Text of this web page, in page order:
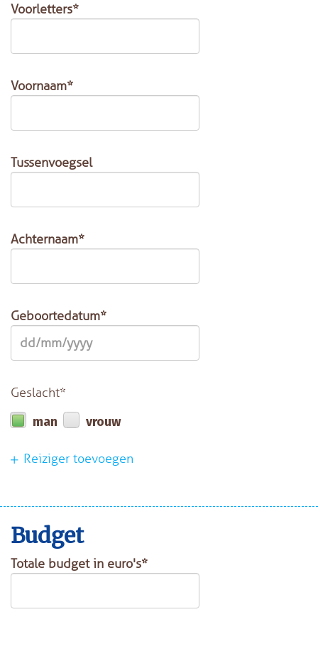
Voorletters*
Voornaam*
Tussenvoegsel
Achternaam*
Geboortedatum*
Geslacht*
man
vrouw
Reiziger toevoegen
Budget
Totale budget in euro's*